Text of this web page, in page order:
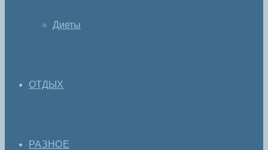
Диеты
ОТДЫХ
РАЗНОЕ